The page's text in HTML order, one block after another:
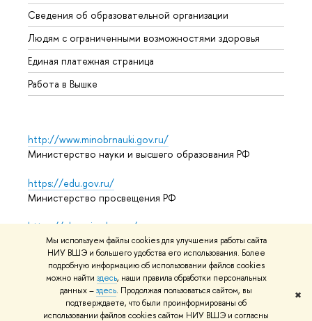
Мы используем файлы cookies для улучшения работы сайта
НИУ ВШЭ и большего удобства его использования. Более
подробную информацию об использовании файлов cookies
можно найти здесь, наши правила обработки персональных
данных –здесь. Продолжая пользоваться сайтом, вы
подтверждаете, что были проинформированы об
использовании файлов cookies сайтом НИУ ВШЭ и согласны
✖
Сведения об образовательной организации
Людям с ограниченными возможностями здоровья
Единая платежная страница
Работа в Вышке
http://www.minobrnauki.gov.ru/
Министерство науки и высшего образования РФ
https://edu.gov.ru/
Министерство просвещения РФ
https://elearning.hse.ru/mooc
Массовые открытые онлайн-курсы
© НИУ ВШЭ 1993–2026 Адреса и контактыУсловия
использования материаловПолитика конфиденциальности
Карта сайта